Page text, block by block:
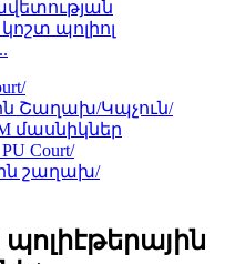
կոշտ պոլիոլ
Court/
շաղախ/
պոլիէթերային